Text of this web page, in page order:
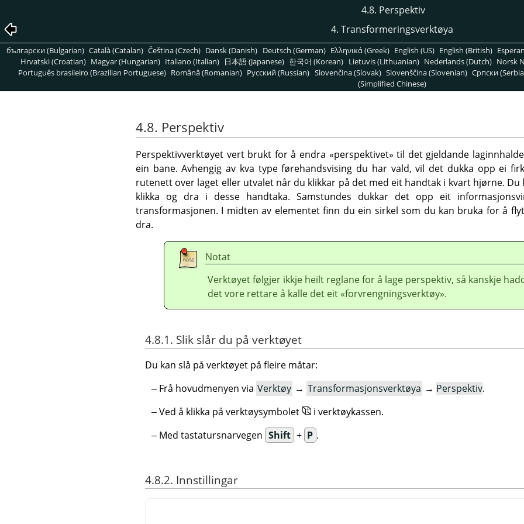
4.8. Perspektiv
4. Transformeringsverktøya
български (Bulgarian) Català (Catalan) Čeština (Czech) Dansk (Danish) Deutsch (German) Ελληνικά (Greek) English (US) English (British)
Hrvatski (Croatian) Magyar (Hungarian) Italiano (Italian) 日本語 (Japanese) 한국어 (Korean) Lietuvis (Lithuanian) Nederlands (Dutch) Norsk
Português brasileiro (Brazilian Portuguese) Română (Romanian) Pусский (Russian) Slovenčina (Slovak) Slovenščina (Slovenian) Српски
(Simplified Chinese)
4.8. Perspektiv
Perspektivverktøyet vert brukt for å endra «perspektivet» til det gjeldande
ein bane. Avhengig av kva type førehandsvising du har vald, vil det dukka opp ei
rutenett over laget eller utvalet når du klikkar på det med eit handtak i kvart hjørne. Du
klikka og dra i desse handtaka. Samstundes dukkar det opp eit
transformasjonen. I midten av elementet finn du ein sirkel som du kan bruka for å
dra.
Notat
Verktøyet følgjer ikkje heilt reglane for å lage perspektiv, så kanskje
det vore rettare å kalle det eit «forvrengningsverktøy».
4.8.1. Slik slår du på verktøyet
Du kan slå på verktøyet på fleire måtar:
Frå hovudmenyen via Verktøy → Transformasjonsverktøya → Perspektiv.
Ved å klikka på verktøysymbolet
i verktøykassen.
Med tastatursnarvegen Shift + P .
4.8.2. Innstillingar